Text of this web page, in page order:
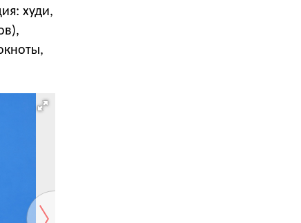
худи,